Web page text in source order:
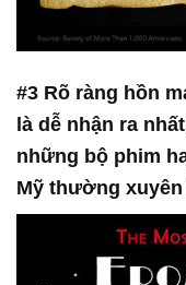
#3 Rõ ràng hồn
là dễ nhận ra
những bộ phim
Mỹ thường